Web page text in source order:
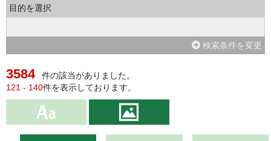
目的を選択
検索条件を変更
3584
件の該当がありました。
121 - 140件を表示しております。